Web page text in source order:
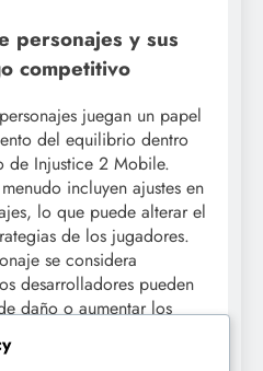
personajes y sus
competitivo
juegan un papel
del equilibrio dentro
de Injustice 2 Mobile.
incluyen ajustes en
lo que puede alterar el
de los jugadores.
se considera
desarrolladores pueden
daño o aumentar los
nivelar el campo de